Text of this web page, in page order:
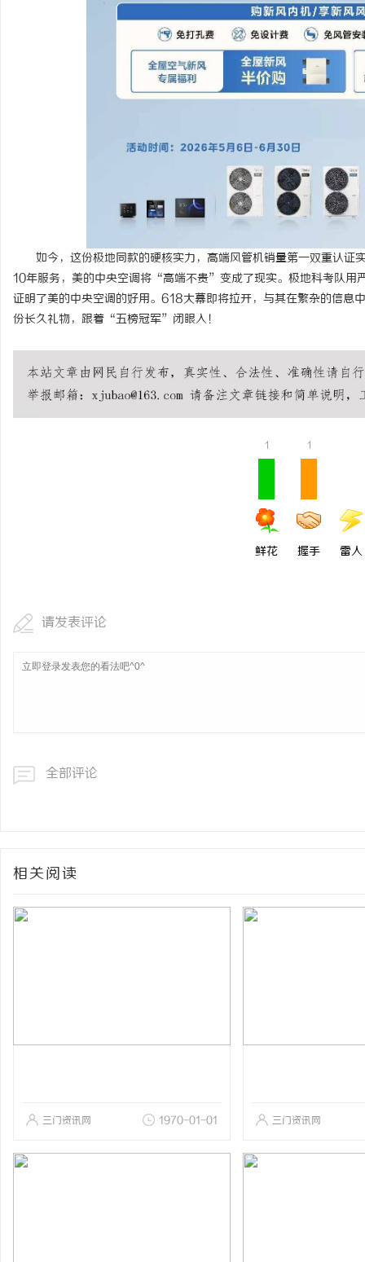
如今，这份极地同款的硬核实力，高端风管机销量第一双重认
10年服务，美的中央空调将“高端不贵”变成了现实。极地科考队用
证明了美的中央空调的好用。618大幕即将拉开，与其在繁杂的信息
份长久礼物，跟着“五榜冠军”闭眼入！
1
鲜花
1
握手 雷人
请发表评论
全部评论
相关阅读
三门资讯网 1970-01-01 三门资讯网